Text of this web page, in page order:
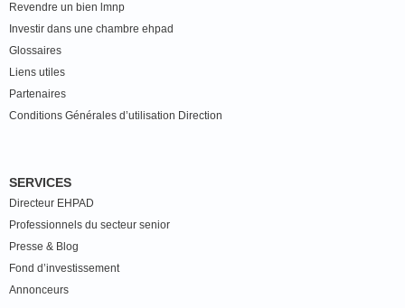
Revendre un bien lmnp
Investir dans une chambre ehpad
Glossaires
Liens utiles
Partenaires
Conditions Générales d’utilisation Direction
SERVICES
Directeur EHPAD
Professionnels du secteur senior
Presse & Blog
Fond d’investissement
Annonceurs